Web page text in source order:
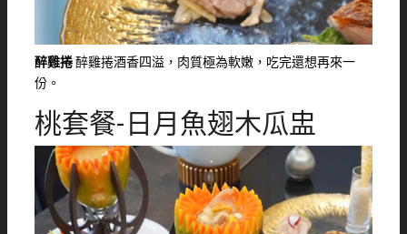
醉雞捲醉雞捲酒香四溢，肉質極為軟嫩，吃完還想再來一
份。
桃套餐-日月魚翅木瓜盅